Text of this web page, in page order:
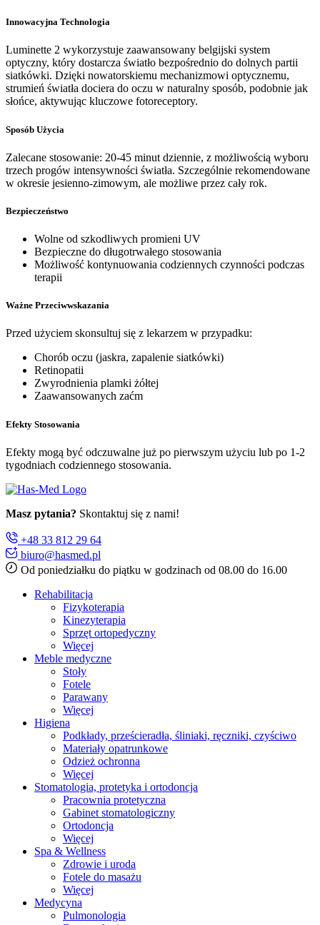
Innowacyjna Technologia
Luminette 2 wykorzystuje zaawansowany belgijski system
optyczny, który dostarcza światło bezpośrednio do dolnych partii
siatkówki. Dzięki nowatorskiemu mechanizmowi optycznemu,
strumień światła dociera do oczu w naturalny sposób, podobnie jak
słońce, aktywując kluczowe fotoreceptory.
Sposób Użycia
Zalecane stosowanie: 20-45 minut dziennie, z możliwością wyboru
trzech progów intensywności światła. Szczególnie rekomendowane
w okresie jesienno-zimowym, ale możliwe przez cały rok.
Bezpieczeństwo
Wolne od szkodliwych promieni UV
Bezpieczne do długotrwałego stosowania
Możliwość kontynuowania codziennych czynności podczas
terapii
Ważne Przeciwwskazania
Przed użyciem skonsultuj się z lekarzem w przypadku:
Chorób oczu (jaskra, zapalenie siatkówki)
Retinopatii
Zwyrodnienia plamki żółtej
Zaawansowanych zaćm
Efekty Stosowania
Efekty mogą być odczuwalne już po pierwszym użyciu lub po 1-2
tygodniach codziennego stosowania.
Masz pytania? Skontaktuj się z nami!
+48 33 812 29 64
biuro@hasmed.pl
Od poniedziałku do piątku w godzinach od 08.00 do 16.00
Rehabilitacja
Fizykoterapia
Kinezyterapia
Sprzęt ortopedyczny
Więcej
Meble medyczne
Stoły
Fotele
Parawany
Więcej
Higiena
Podkłady, prześcieradła, śliniaki, ręczniki, czyściwo
Materiały opatrunkowe
Odzież ochronna
Więcej
Stomatologia, protetyka i ortodoncja
Pracownia protetyczna
Gabinet stomatologiczny
Ortodoncja
Więcej
Spa & Wellness
Zdrowie i uroda
Fotele do masażu
Więcej
Medycyna
Pulmonologia